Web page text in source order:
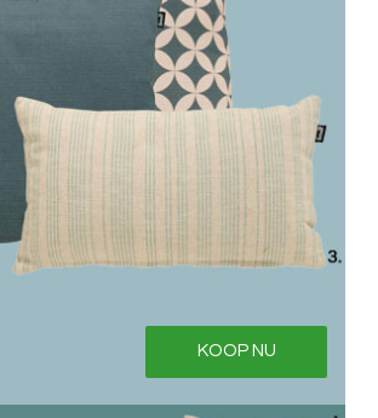
KOOP NU